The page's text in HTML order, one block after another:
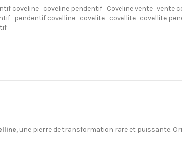
coveline coveline pendentif Coveline vente vente
pendentif covelline covelite covellite covellite
, une pierre de transformation rare et puissante.